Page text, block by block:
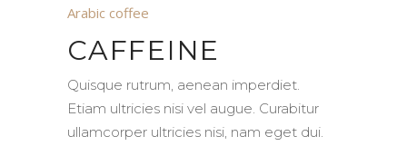
Arabic coffee
CAFFEINE
Quisque rutrum, aenean imperdiet.
Etiam ultricies nisi vel augue. Curabitur
ullamcorper ultricies nisi, nam eget dui.